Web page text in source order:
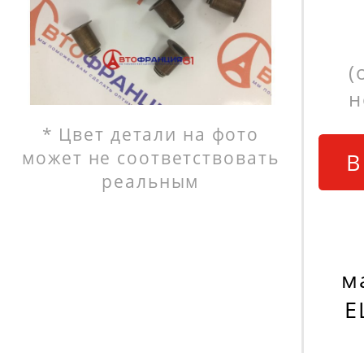
* Цвет детали на фото
может не соответствовать
реальным